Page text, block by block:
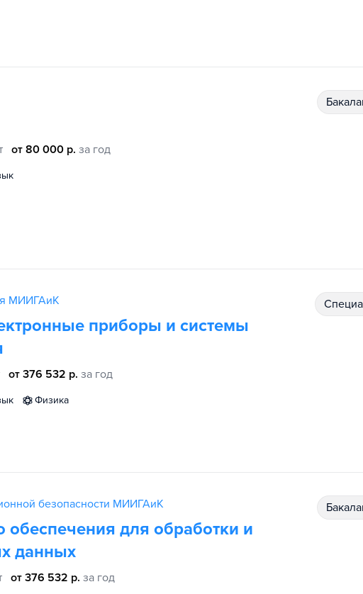
от 80 000 р. за год
МИИГАиК
приборы и системы
от 376 532 р. за год
физика
безопасности МИИГАиК
обеспечения для обработки и
данных
от 376 532 р. за год